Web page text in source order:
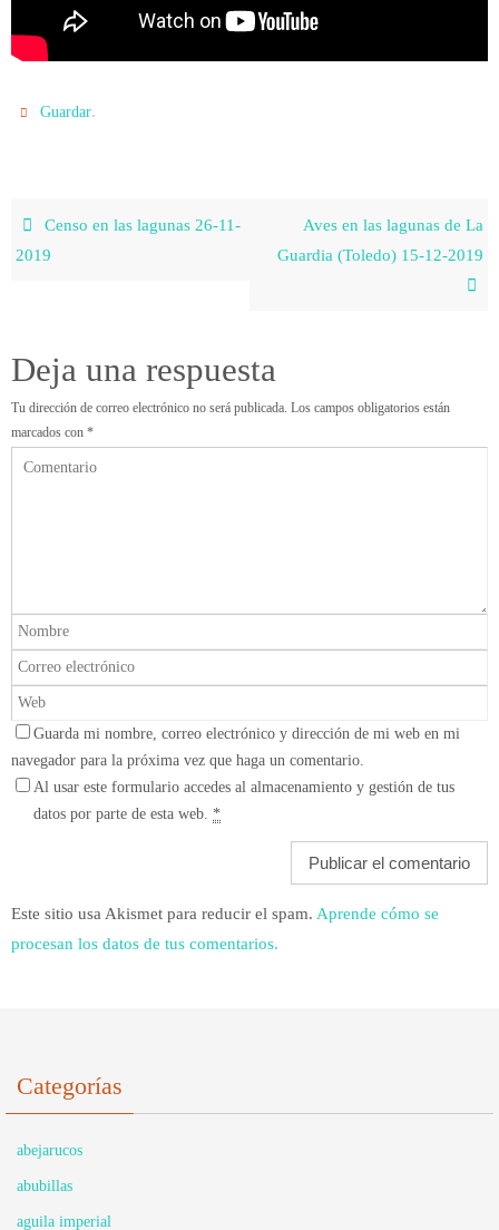
Guardar.
Censo en las lagunas 26-11-
2019
Aves en las lagunas de La
Guardia (Toledo) 15-12-2019
Deja una respuesta
Tu dirección de correo electrónico no será publicada. Los campos obligatorios están
marcados con *
Guarda mi nombre, correo electrónico y dirección de mi web en mi
navegador para la próxima vez que haga un comentario.
Al usar este formulario accedes al almacenamiento y gestión de tus
datos por parte de esta web. *
Este sitio usa Akismet para reducir el spam. Aprende cómo se
procesan los datos de tus comentarios.
Categorías
abejarucos
abubillas
aguila imperial